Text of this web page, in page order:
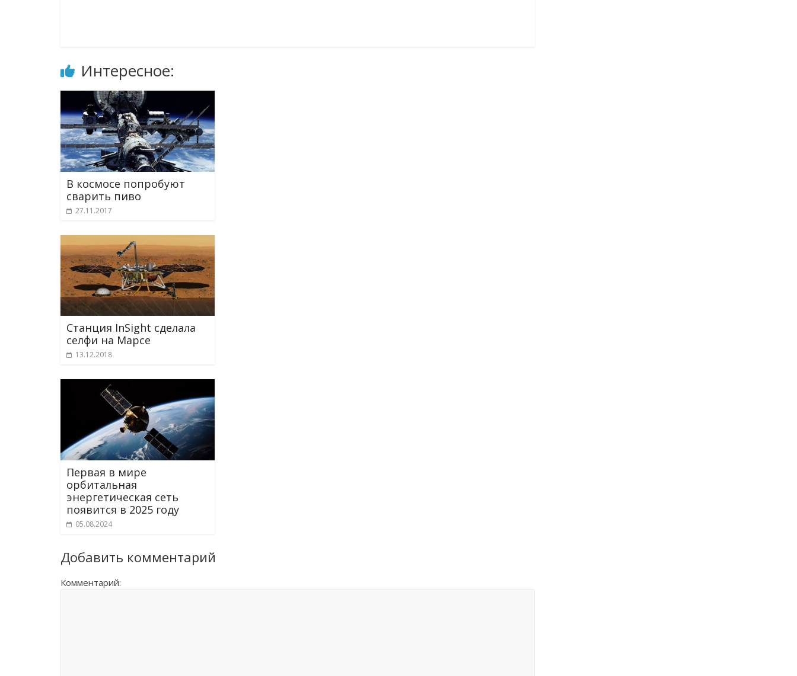
Интересное:
В космосе попробуют
сварить пиво
27.11.2017
Станция InSight сделала
селфи на Марсе
13.12.2018
Первая в мире
орбитальная
энергетическая сеть
появится в 2025 году
05.08.2024
Добавить комментарий
Комментарий: